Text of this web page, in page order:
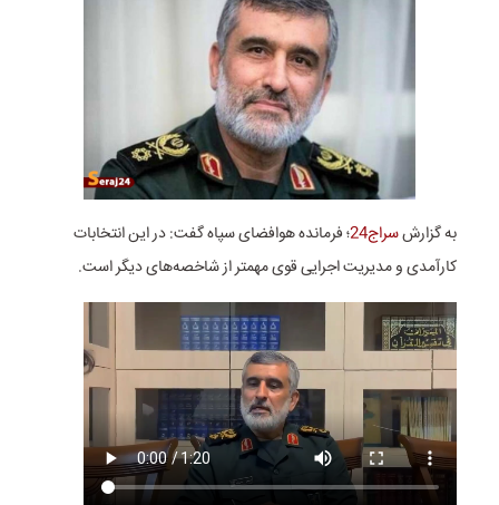
به گزارشسراج24
؛ فرمانده هوافضای سپاه گفت: در این انتخابات
کارآمدی و مدیریت اجرایی قوی مهمتر از شاخصه‌های دیگر است.